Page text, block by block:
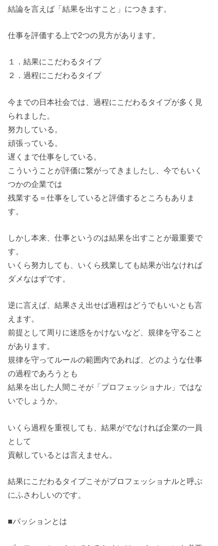
結論を言えば「結果を出すこと」につきます。
仕事を評価する上で2つの見方があります。
１．結果にこだわるタイプ
２．過程にこだわるタイプ
今までの日本社会では、過程にこだわるタイプが多く見
られました。
努力している。
頑張っている。
遅くまで仕事をしている。
こういうことが評価に繋がってきましたし、今でもいく
つかの企業では
残業する＝仕事をしていると評価するところもありま
す。
しかし本来、仕事というのは結果を出すことが最重要で
す。
いくら努力しても、いくら残業しても結果が出なければ
ダメなはずです。
逆に言えば、結果さえ出せば過程はどうでもいいとも言
えます。
前提として周りに迷惑をかけないなど、規律を守ること
があります。
規律を守ってルールの範囲内であれば、どのような仕事
の過程であろうとも
結果を出した人間こそが「プロフェッショナル」ではな
いでしょうか。
いくら過程を重視しても、結果がでなければ企業の一員
として
貢献しているとは言えません。
結果にこだわるタイプこそがプロフェッショナルと呼ぶ
にふさわしいのです。
■パッションとは